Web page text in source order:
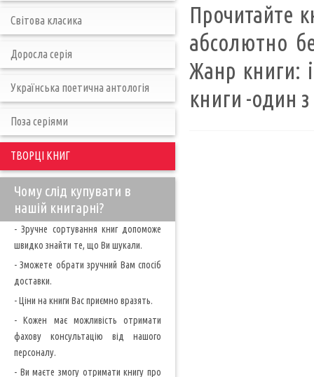
Прочитайте
абсолютно
Жанр книги:
книги -один
Світова класика
Доросла серія
Українська поетична антологія
Поза серіями
ТВОРЦІ КНИГ
Чому слід купувати в
нашій книгарні?
- Зручне сортування книг допоможе
швидко знайти те, що Ви шукали.
- Зможете обрати зручний Вам спосіб
доставки.
- Ціни на книги Вас приємно вразять.
- Кожен має можливість отримати
фахову консультацію від нашого
персоналу.
- Ви маєте змогу отримати книгу про